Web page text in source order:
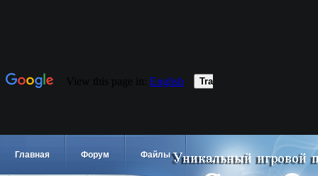
Главная Форум Файлы